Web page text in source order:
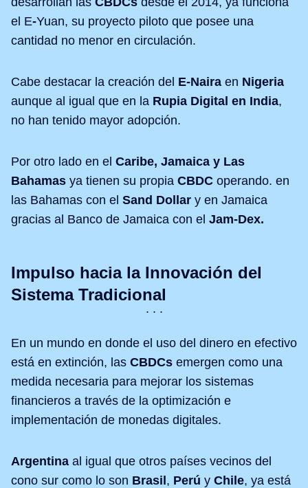
el E-Yuan, su proyecto piloto que posee una
cantidad no menor en circulación.
Cabe destacar la creación del E-Naira en Nigeria
aunque al igual que en la Rupia Digital en India,
no han tenido mayor adopción.
Por otro lado en el Caribe, Jamaica y Las
Bahamas ya tienen su propia CBDC operando. en
las Bahamas con el Sand Dollar y en Jamaica
gracias al Banco de Jamaica con el Jam-Dex.
Impulso hacia la Innovación del
Sistema Tradicional
En un mundo en donde el uso del dinero en efectivo
está en extinción, las CBDCs emergen como una
medida necesaria para mejorar los sistemas
financieros a través de la optimización e
implementación de monedas digitales.
Argentina al igual que otros países vecinos del
cono sur como lo son Brasil, Perú y Chile, ya está